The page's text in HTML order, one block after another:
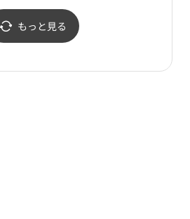
AK
(비비안 AK플라자 원주점)
もっと見る